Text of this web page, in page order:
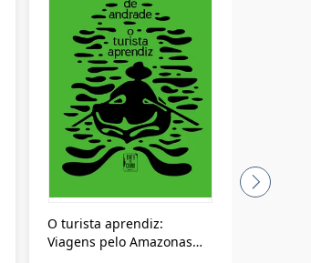
O turista aprendiz:
Viagens pelo Amazonas